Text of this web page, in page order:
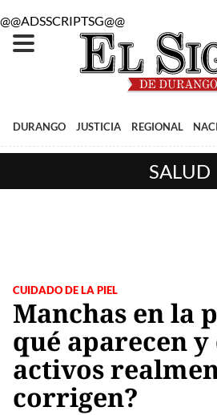
@@ADSSCRIPTSG@@
DURANGO JUSTICIA REGIONAL
SALUD
CUIDADO DE LA PIEL
Manchas en la
qué aparecen y
activos
corrigen?